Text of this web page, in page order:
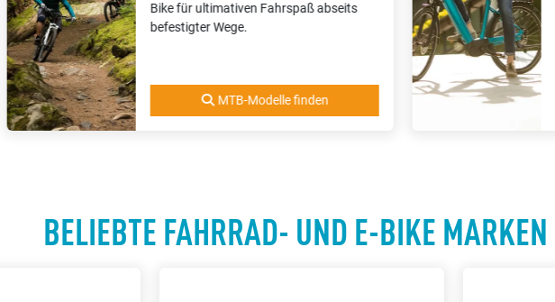
befestigter Wege.
MTB-Modelle finden
BELIEBTE FAHRRAD- UND E-BIKE MARKEN